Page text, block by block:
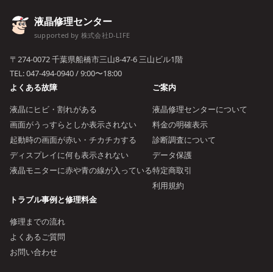
液晶修理センター
supported by 株式会社D-LIFE
〒274-0072 千葉県船橋市三山8-47-6 三山ビル1階
TEL:047-494-0940/ 9:00〜18:00
よくある故障
液晶にヒビ・割れがある
画面がうっすらとしか表示されない
起動時の画面が赤い・チカチカする
ディスプレイに何も表示されない
液晶モニターに赤や青の線が入っている
ご案内
液晶修理センターについて
料金の明確表示
診断調査について
データ保護
特定商取引
利用規約
トラブル事例と修理料金
修理までの流れ
よくあるご質問
お問い合わせ